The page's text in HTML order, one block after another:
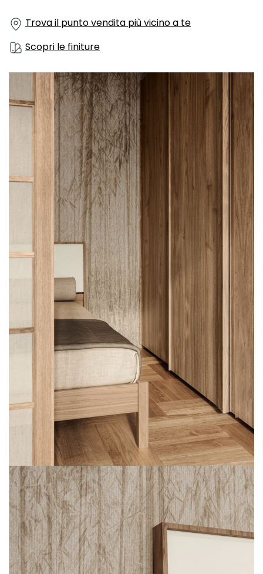
Trova il punto vendita più vicino a te
Scopri le finiture